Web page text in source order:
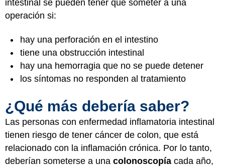
intestinal se pueden tener que someter a una
operación si:
hay una perforación en el intestino
tiene una obstrucción intestinal
hay una hemorragia que no se puede detener
los síntomas no responden al tratamiento
¿Qué más debería saber?
Las personas con enfermedad inflamatoria intestinal
tienen riesgo de tener cáncer de colon, que está
relacionado con la inflamación crónica. Por lo tanto,
deberían someterse a una colonoscopía cada año,